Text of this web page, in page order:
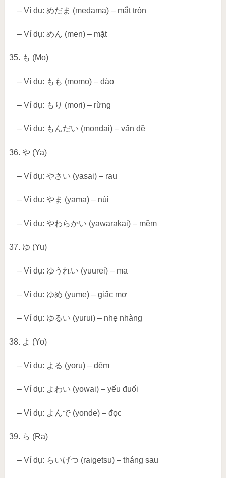
– Ví dụ: めだま (medama) – mắt tròn
– Ví dụ: めん (men) – mặt
35. も (Mo)
– Ví dụ: もも (momo) – đào
– Ví dụ: もり (mori) – rừng
– Ví dụ: もんだい (mondai) – vấn đề
36. や(Ya)
– Ví dụ: やさい (yasai) – rau
– Ví dụ: やま (yama) – núi
– Ví dụ: やわらかい (yawarakai) – mềm
37. ゆ (Yu)
– Ví dụ: ゆうれい (yuurei) – ma
– Ví dụ: ゆめ (yume) – giấc mơ
– Ví dụ: ゆるい (yurui) – nhẹ nhàng
38. よ (Yo)
– Ví dụ: よる (yoru) – đêm
– Ví dụ: よわい (yowai) – yếu đuối
– Ví dụ: よんで(yonde) – đọc
39. ら (Ra)
– Ví dụ: らいげつ (raigetsu) – tháng sau